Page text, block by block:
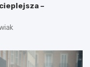
–